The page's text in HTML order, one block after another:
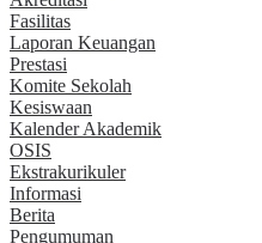
Fasilitas
Laporan Keuangan
Prestasi
Komite Sekolah
Kesiswaan
Kalender Akademik
OSIS
Ekstrakurikuler
Informasi
Berita
Pengumuman